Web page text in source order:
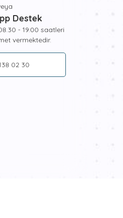
yapabilir,
Her
el becerisi ve
rakamlarına
gibi hissedeceksiniz.
Destek
- 19.00 saatleri
vermektedir.
02 30